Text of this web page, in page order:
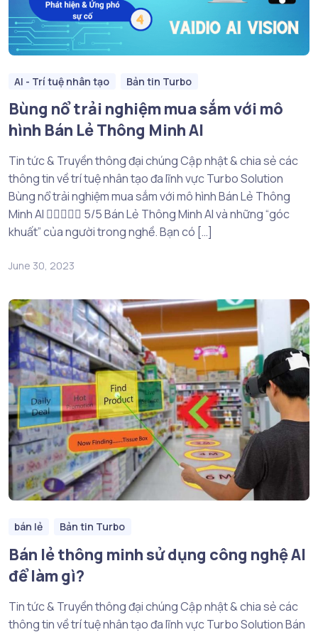
AI - Trí tuệ nhân tạo Bản tin Turbo
Bùng nổ trải nghiệm mua sắm với mô
hình Bán Lẻ Thông Minh AI
Tin tức & Truyền thông đại chúng Cập nhật & chia sẻ các
thông tin về trí tuệ nhân tạo đa lĩnh vực Turbo Solution
Bùng nổ trải nghiệm mua sắm với mô hình Bán Lẻ Thông
Minh AI  5/5 Bán Lẻ Thông Minh AI và những “góc
khuất” của người trong nghề. Bạn có […]
June 30, 2023
bán lẻ Bản tin Turbo
Bán lẻ thông minh sử dụng công nghệ AI
để làm gì?
Tin tức & Truyền thông đại chúng Cập nhật & chia sẻ các
thông tin về trí tuệ nhân tạo đa lĩnh vực Turbo Solution Bán